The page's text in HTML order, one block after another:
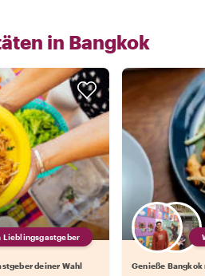
in Bangkok
Lieblingsgastgeber
deiner Wahl Genieße